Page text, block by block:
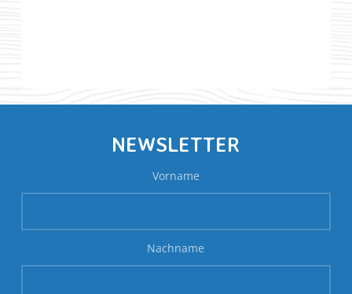
NEWSLETTER
Vorname
Nachname